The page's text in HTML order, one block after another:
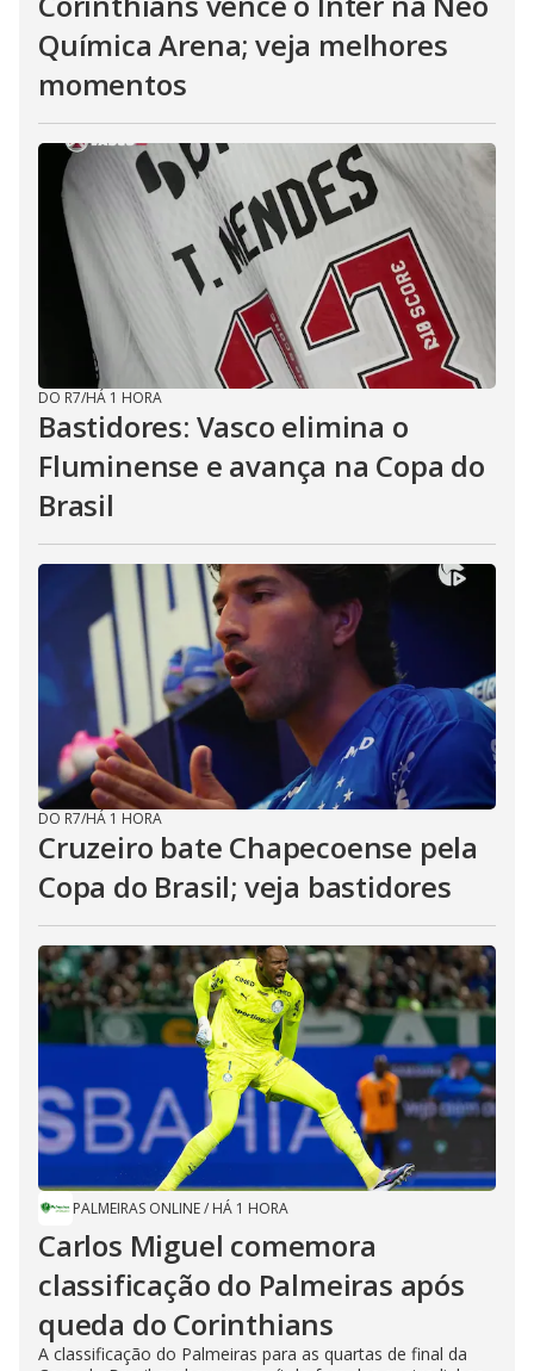
Química Arena; veja melhores
momentos
DO R7/HÁ 1 HORA
Bastidores: Vasco elimina o
Fluminense e avança na Copa do
Brasil
DO R7/HÁ 1 HORA
Cruzeiro bate Chapecoense pela
Copa do Brasil; veja bastidores
PALMEIRAS ONLINE/ HÁ 1 HORA
Carlos Miguel comemora
classificação do Palmeiras após
queda do Corinthians
A classificação do Palmeiras para as quartas de final da